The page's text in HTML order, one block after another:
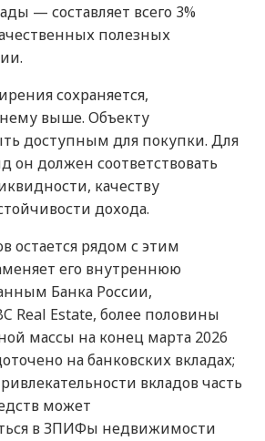
— составляет всего 3%
полезных
сохраняется,
выше. Объекту
доступным для покупки. Для
он должен соответствовать
качеству
дохода.
остается рядом с этим
его внутреннюю
Банка России,
Real Estate, более половины
массы на конец марта 2026
на банковских вкладах;
вкладов часть
может
в ЗПИФы недвижимости